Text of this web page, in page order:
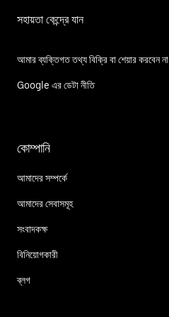
সহায়তা কেন্দ্রে যান
আমার ব্যক্তিগত তথ্য বিক্রি বা শেয়ার করবেন না
Google এর ডেটা নীতি
কোম্পানি
আমাদের সম্পর্কে
আমাদের সেবাসমূহ
সংবাদকক্ষ
বিনিয়োগকারী
ব্লগ